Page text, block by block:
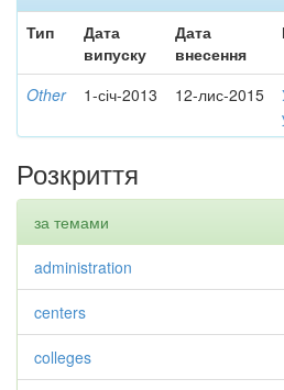
Тип
Дата
випуску
Дата
внесення
Other 1-січ-2013 12-лис-2015
Розкриття
за темами
administration
centers
colleges